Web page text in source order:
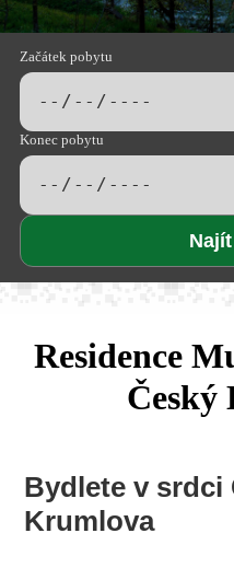
Začátek pobytu
Konec pobytu
Residence
Bydlete v srdci
Krumlova